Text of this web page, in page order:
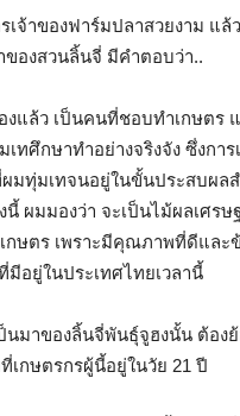
เจ้าของฟาร์มปลาสวยงาม แล้
ของสวนลิ้นจี่ มีคำตอบว่า..
งแล้ว เป็นคนที่ชอบทำเกษตร
เทศึกษาทำอย่างจริงจัง ซึ่งกา
มทุ่มเทจนอยู่ในขั้นประสบผล
ผมมองว่า จะเป็นไม้ผลเศรษ
กษตร เพราะมีคุณภาพที่ดีและ
อยู่ในประเทศไทยเวลานี้
นมาของลิ้นจี่พันธุ์จูฮงนั้น ต้อง
เกษตรกรผู้นี้อยู่ในวัย 21 ปี